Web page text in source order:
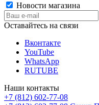
Новости магазина
Оставайтесь на связи
Вконтакте
YouTube
WhatsApp
RUTUBE
Наши контакты
+7 (812) 602-77-08